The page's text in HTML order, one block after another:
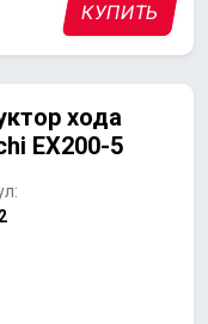
КУПИТЬ
хода
ЕХ200-5